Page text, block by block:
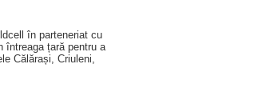
în parteneriat cu
întreaga țară pentru a
Călărași, Criuleni,